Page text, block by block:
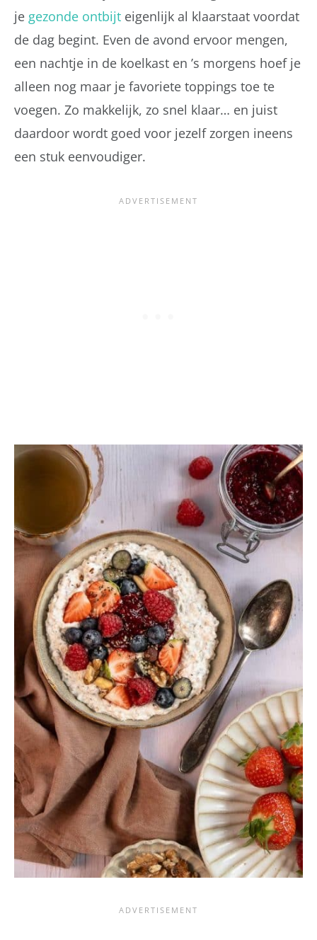
je gezonde ontbijt eigenlijk al klaarstaat voordat
de dag begint. Even de avond ervoor mengen,
een nachtje in de koelkast en ’s morgens hoef je
alleen nog maar je favoriete toppings toe te
voegen. Zo makkelijk, zo snel klaar… en juist
daardoor wordt goed voor jezelf zorgen ineens
een stuk eenvoudiger.